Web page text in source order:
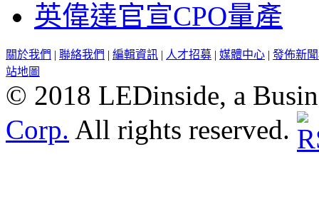
英偉達官宣CPO量產
關於我們 | 聯絡我們 | 編輯資訊 | 人才招募 | 媒體中心 | 發佈新
站地圖
© 2018 LEDinside, a
Corp. All rights reserved.